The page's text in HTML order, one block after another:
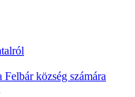
község számára